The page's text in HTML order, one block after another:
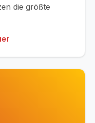
die größte